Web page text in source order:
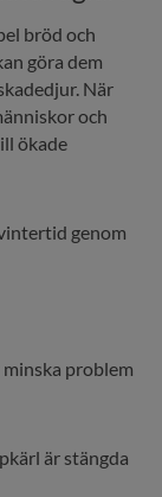
bröd och
göra dem
När
och
ökade
genom
problem
är stängda